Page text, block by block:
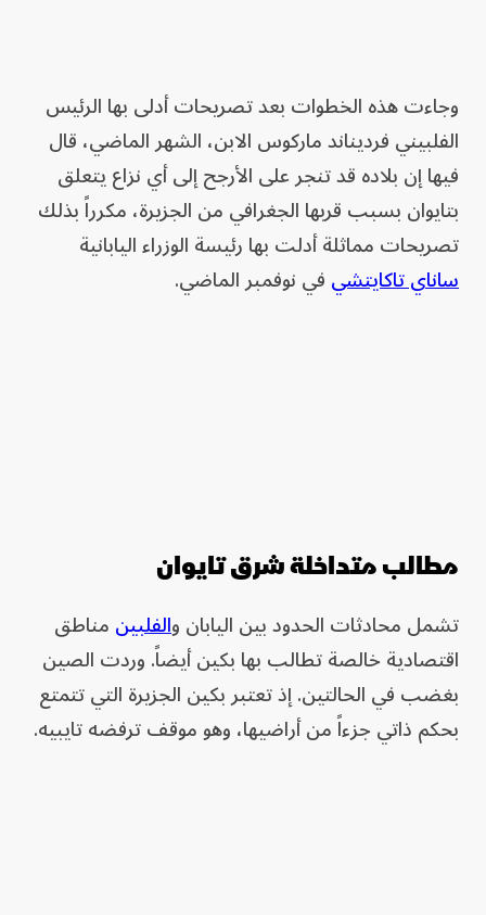
وجاءت هذه الخطوات بعد تصريحات أدلى بها الرئيس
الفلبيني فرديناند ماركوس الابن، الشهر الماضي، قال
فيها إن بلاده قد تنجر على الأرجح إلى أي نزاع يتعلق
بتايوان بسبب قربها الجغرافي من الجزيرة، مكرراً بذلك
تصريحات مماثلة أدلت بها رئيسة الوزراء اليابانية
ساناي تاكايتشيفي نوفمبر الماضي.
مطالب متداخلة شرق تايوان
تشمل محادثات الحدود بين اليابان والفلبينمناطق
اقتصادية خالصة تطالب بها بكين أيضاً. وردت الصين
بغضب في الحالتين. إذ تعتبر بكين الجزيرة التي تتمتع
بحكم ذاتي جزءاً من أراضيها، وهو موقف ترفضه تايبيه.